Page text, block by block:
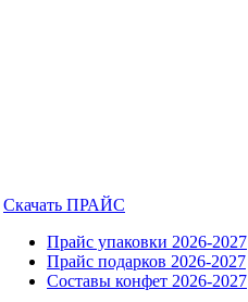
Скачать ПРАЙС
Прайс упаковки 2026-2027
Прайс подарков 2026-2027
Составы конфет 2026-2027